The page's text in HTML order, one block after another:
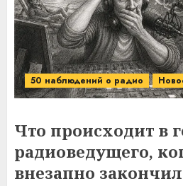
50 наблюдений о радио
Что происходит в
радиоведущего,
внезапно